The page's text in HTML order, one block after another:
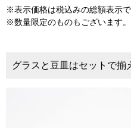
※表示価格は税込みの総額表示で
※数量限定のものもございます
グラスと豆皿はセットで揃